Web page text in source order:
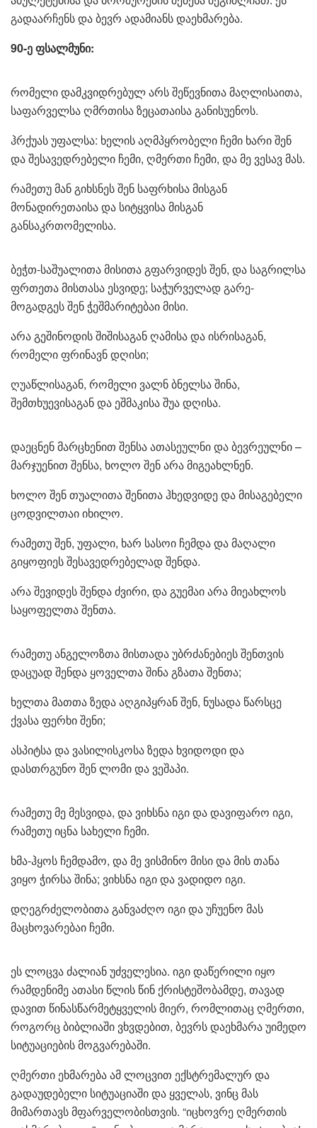
გადაარჩენს და ბევრ ადამიანს დაეხმარება.
90-ე ფსალმუნი:
რომელი დამკვიდრებულ არს შეწევნითა მაღლისაითა,
საფარველსა ღმრთისა ზეცათაისა განისუენოს.
ჰრქუას უფალსა: ხელის აღმპყრობელი ჩემი ხარი შენ
და შესავედრებელი ჩემი, ღმერთი ჩემი, და მე ვესავ მას.
რამეთუ მან გიხსნეს შენ საფრხისა მისგან
მონადირეთაისა და სიტყვისა მისგან
განსაკრთომელისა.
ბეჭთ-საშუალითა მისითა გფარვიდეს შენ, და საგრილსა
ფრთეთა მისთასა ესვიდე; საჭურველად გარე-
მოგადგეს შენ ჭეშმარიტებაი მისი.
არა გეშინოდის შიშისაგან ღამისა და ისრისაგან,
რომელი ფრინავნ დღისი;
ღუაწლისაგან, რომელი ვალნ ბნელსა შინა,
შემთხუევისაგან და ეშმაკისა შუა დღისა.
დაეცნენ მარცხენით შენსა ათასეულნი და ბევრეულნი –
მარჯუენით შენსა, ხოლო შენ არა მიგეახლნენ.
ხოლო შენ თუალითა შენითა ჰხედვიდე და მისაგებელი
ცოდვილთაი იხილო.
რამეთუ შენ, უფალი, ხარ სასოი ჩემდა და მაღალი
გიყოფიეს შესავედრებელად შენდა.
არა შევიდეს შენდა ძვირი, და გუემაი არა მიეახლოს
საყოფელთა შენთა.
რამეთუ ანგელოზთა მისთადა უბრძანებიეს შენთვის
დაცუად შენდა ყოველთა შინა გზათა შენთა;
ხელთა მათთა ზედა აღგიპყრან შენ, ნუსადა წარსცე
ქვასა ფერხი შენი;
ასპიტსა და ვასილისკოსა ზედა ხვიდოდი და
დასთრგუნო შენ ლომი და ვეშაპი.
რამეთუ მე მესვიდა, და ვიხსნა იგი და დავიფარო იგი,
რამეთუ იცნა სახელი ჩემი.
ხმა-ჰყოს ჩემდამო, და მე ვისმინო მისი და მის თანა
ვიყო ჭირსა შინა; ვიხსნა იგი და ვადიდო იგი.
დღეგრძელობითა განვაძღო იგი და უჩუენო მას
მაცხოვარებაი ჩემი.
ეს ლოცვა ძალიან უძველესია. იგი დაწერილი იყო
რამდენიმე ათასი წლის წინ ქრისტეშობამდე, თავად
დავით წინასწარმეტყველის მიერ, რომლითაც ღმერთი,
როგორც ბიბლიაში ვხვდებით, ბევრს დაეხმარა უიმედო
სიტუაციების მოგვარებაში.
ღმერთი ეხმარება ამ ლოცვით ექსტრემალურ და
გადაუდებელი სიტუაციაში და ყველას, ვინც მას
მიმართავს მფარველობისთვის. “იცხოვრე ღმერთის